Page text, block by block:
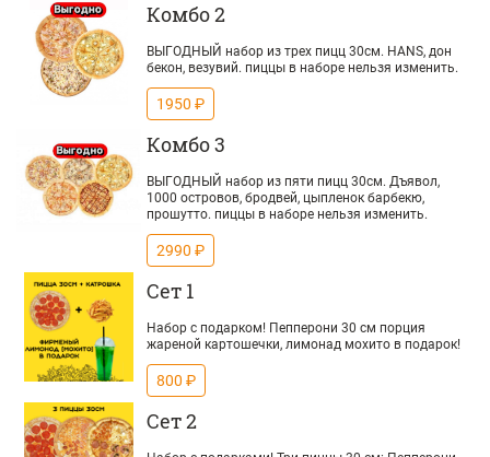
Комбо 2
ВЫГОДНЫЙ набор из трех пицц 30см. HANS, дон
бекон, везувий. пиццы в наборе нельзя изменить.
1950 ₽
Комбо 3
ВЫГОДНЫЙ набор из пяти пицц 30см. Дъявол,
1000 островов, бродвей, цыпленок барбекю,
прошутто. пиццы в наборе нельзя изменить.
2990 ₽
Сет 1
Набор с подарком! Пепперони 30 см порция
жареной картошечки, лимонад мохито в подарок!
800 ₽
Сет 2